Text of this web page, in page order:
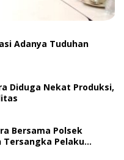
Adanya Tuduhan
Diduga Nekat Produksi,
Bersama Polsek
Tersangka Pelaku